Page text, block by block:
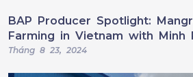
BAP Producer Spotlight:
Farming in Vietnam with Minh
Tháng 8 23, 2024